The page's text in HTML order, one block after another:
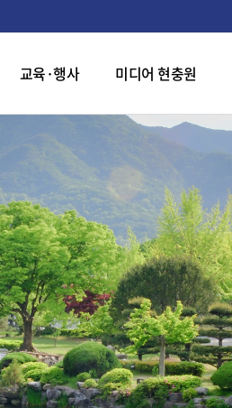
교육·행사 미디어 현충원